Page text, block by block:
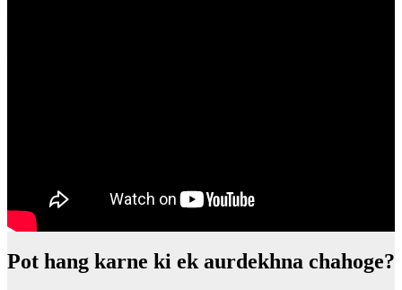
Pot hang karne ki ek aurdekhna chahoge?